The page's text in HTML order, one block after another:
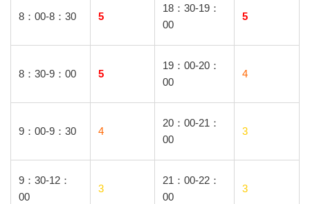
8：00-8：30 5
18：30-19：
00
5
8：30-9：00 5
19：00-20：
00
4
9：00-9：30 4
20：00-21：
00
3
9：30-12：
00
3
21：00-22：
00
3